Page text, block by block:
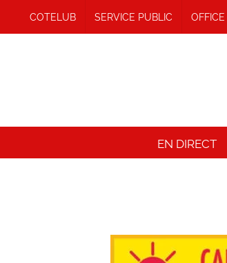
COTELUB SERVICE PUBLIC
EN DIRECT